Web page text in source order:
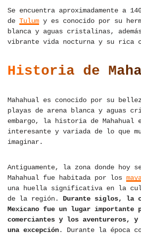
Se encuentra aproximadamente a
de Tulum y es conocido por su
blanca y aguas cristalinas,
vibrante vida nocturna y su rica
Historia de
Mahahual es conocido por su
playas de arena blanca y aguas
embargo, la historia de Mahahual
interesante y variada de lo que
imaginar.
Antiguamente, la zona donde hoy
Mahahual fue habitada por los
una huella significativa en la
de la región. Durante siglos, la
Mexicano fue un lugar importante
comerciantes y los aventureros, y
una excepción. Durante la época